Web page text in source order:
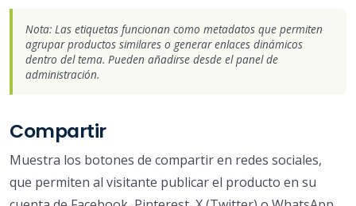
Nota: Las etiquetas funcionan como metadatos que permiten
agrupar productos similares o generar enlaces dinámicos
dentro del tema. Pueden añadirse desde el panel de
administración.
Compartir
Muestra los botones de compartir en redes sociales,
que permiten al visitante publicar el producto en su